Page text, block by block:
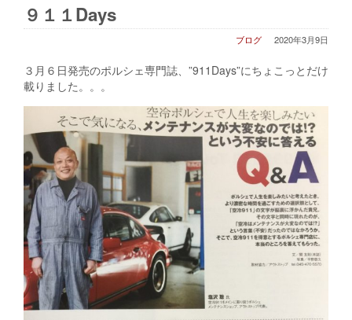
９１１Days
2020年3月9日
ブログ
３月６日発売のポルシェ専門誌、”911Days”にちょこっとだけ
載りました。。。